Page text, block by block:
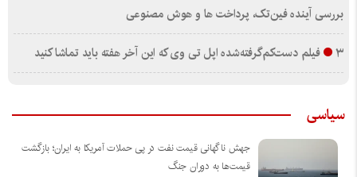
بررسی آینده فین‌تک، پرداخت‌ ها و هوش مصنوعی
۳ فیلم دست‌کم‌گرفته‌شده اپل تی وی که این آخر هفته باید تماشا کنید
سیاسی
جهش ناگهانی قیمت نفت در پی حملات آمریکا به ایران؛ بازگشت
قیمت‌ها به دوران جنگ